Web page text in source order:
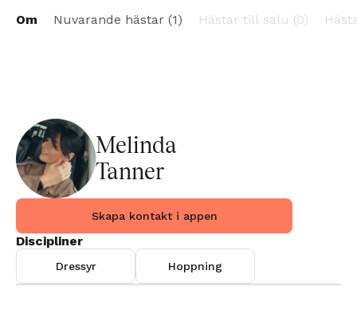
Om Nuvarande hästar (1) Hästar till salu (0)
Melinda
Tanner
Skapa kontakt i appen
Discipliner
Dressyr Hoppning